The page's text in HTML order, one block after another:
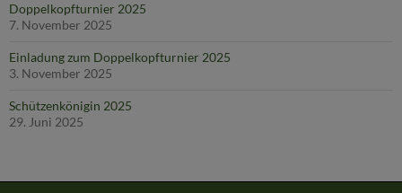
Doppelkopfturnier 2025
7. November 2025
Einladung zum Doppelkopfturnier 2025
3. November 2025
Schützenkönigin 2025
29. Juni 2025